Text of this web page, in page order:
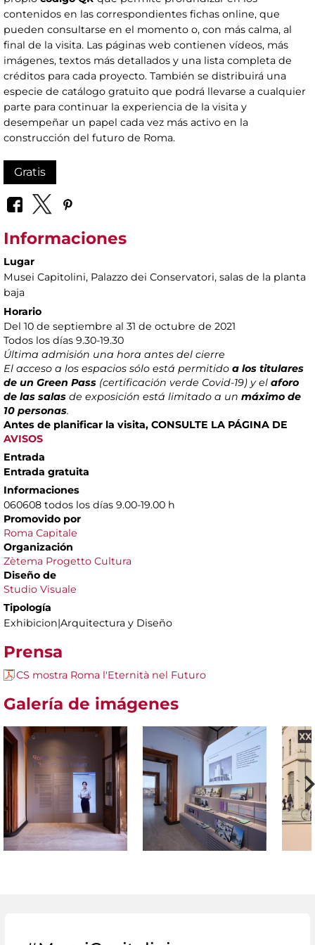
contenidos en las correspondientes fichas online, que
pueden consultarse en el momento o, con más calma, al
final de la visita. Las páginas web contienen vídeos, más
imágenes, textos más detallados y una lista completa de
créditos para cada proyecto. También se distribuirá una
especie de catálogo gratuito que podrá llevarse a cualquier
parte para continuar la experiencia de la visita y
desempeñar un papel cada vez más activo en la
construcción del futuro de Roma.
Gratis
Informaciones
Lugar
Musei Capitolini, Palazzo dei Conservatori, salas de la planta
baja
Horario
Del 10 de septiembre al 31 de octubre de 2021
Todos los días 9.30-19.30
Última admisión una hora antes del cierre
El acceso a los espacios sólo está permitido a los titulares
de un Green Pass (certificación verde Covid-19) y el aforo
de las salas de exposición está limitado a un máximo de
10 personas.
Antes de planificar la visita, CONSULTE LA PÁGINA DE
AVISOS
Entrada
Entrada gratuita
Informaciones
060608 todos los días 9.00-19.00 h
Promovido por
Roma Capitale
Organización
Zètema Progetto Cultura
Diseño de
Studio Visuale
Tipología
Exhibicion|Arquitectura y Diseño
Prensa
CS mostra Roma l'Eternità nel Futuro
Galería de imágenes